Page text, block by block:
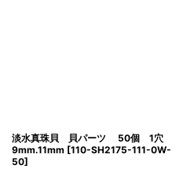
淡水真珠貝 貝パーツ 50個 1穴
9mm.11mm [110-SH2175-111-0W-
50]